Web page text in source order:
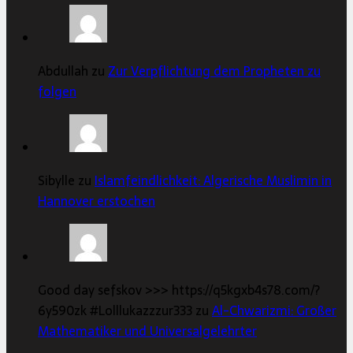
Abdullah zu Zur Verpflichtung dem Propheten zu
folgen
Sibylle zu Islamfeindlichkeit: Algerische Muslimin in
Hannover erstochen
Good day sefskov >>> https://q5kgxb4s78.com/?
6y590zk #Lolllukazzzur333 zuAl-Chwarizmi: Großer
Mathematiker und Universalgelehrter